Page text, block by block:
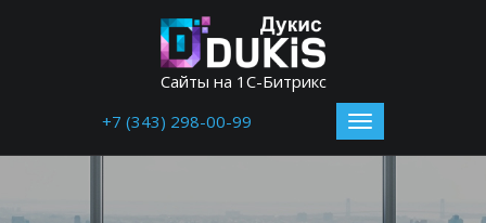
Сайты на 1С-Битрикс
+7 (343) 298-00-99